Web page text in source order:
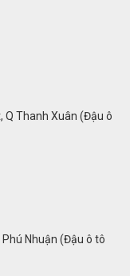
Q Thanh Xuân (Đậu ô
Phú Nhuận (Đậu ô tô